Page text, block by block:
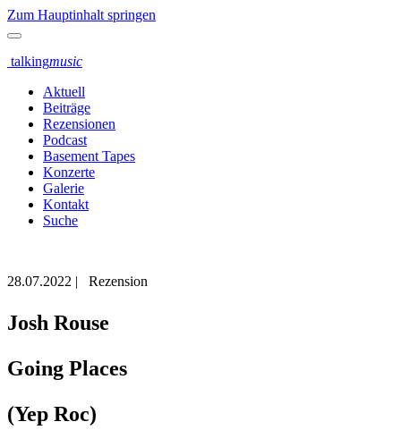
Zum Hauptinhalt springen
talkingmusic
Aktuell
Beiträge
Rezensionen
Podcast
Basement Tapes
Konzerte
Galerie
Kontakt
Suche
28.07.2022 | Rezension
Josh Rouse
Going Places
(Yep Roc)